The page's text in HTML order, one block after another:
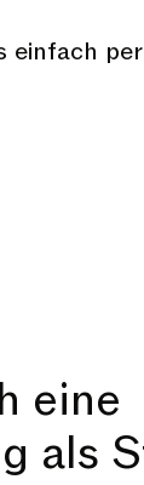
einfach
eine
als